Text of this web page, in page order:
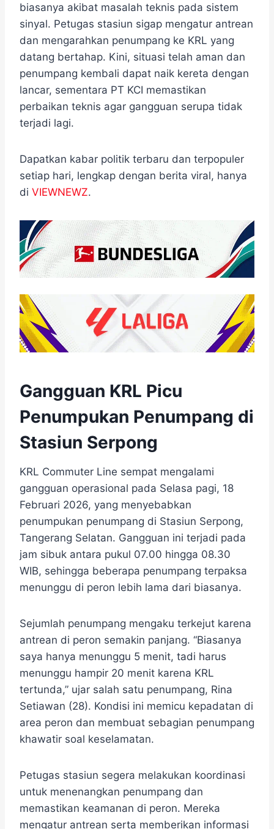
biasanya akibat masalah teknis pada sistem
sinyal. Petugas stasiun sigap mengatur antrean
dan mengarahkan penumpang ke KRL yang
datang bertahap. Kini, situasi telah aman dan
penumpang kembali dapat naik kereta dengan
lancar, sementara PT KCI memastikan
perbaikan teknis agar gangguan serupa tidak
terjadi lagi.
Dapatkan kabar politik terbaru dan terpopuler
setiap hari, lengkap dengan berita viral, hanya
di VIEWNEWZ.
Gangguan KRL Picu
Penumpukan Penumpang di
Stasiun Serpong
KRL Commuter Line sempat mengalami
gangguan operasional pada Selasa pagi, 18
Februari 2026, yang menyebabkan
penumpukan penumpang di Stasiun Serpong,
Tangerang Selatan. Gangguan ini terjadi pada
jam sibuk antara pukul 07.00 hingga 08.30
WIB, sehingga beberapa penumpang terpaksa
menunggu di peron lebih lama dari biasanya.
Sejumlah penumpang mengaku terkejut karena
antrean di peron semakin panjang. “Biasanya
saya hanya menunggu 5 menit, tadi harus
menunggu hampir 20 menit karena KRL
tertunda,” ujar salah satu penumpang, Rina
Setiawan (28). Kondisi ini memicu kepadatan di
area peron dan membuat sebagian penumpang
khawatir soal keselamatan.
Petugas stasiun segera melakukan koordinasi
untuk menenangkan penumpang dan
memastikan keamanan di peron. Mereka
mengatur antrean serta memberikan informasi